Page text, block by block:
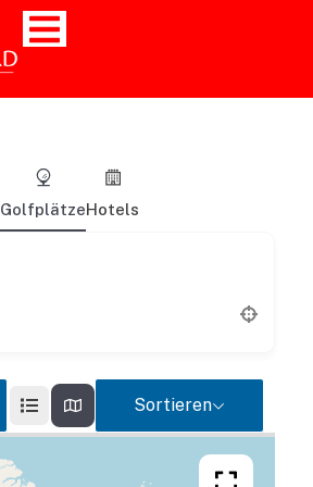
GolfplätzeHotels
Sortieren